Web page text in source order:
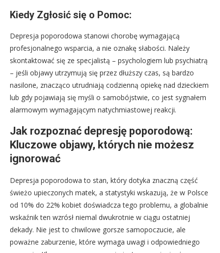
Kiedy Zgłosić się o Pomoc:
Depresja poporodowa stanowi chorobę wymagającą
profesjonalnego wsparcia, a nie oznakę słabości. Należy
skontaktować się ze specjalistą – psychologiem lub psychiatrą
– jeśli objawy utrzymują się przez dłuższy czas, są bardzo
nasilone, znacząco utrudniają codzienną opiekę nad dzieckiem
lub gdy pojawiają się myśli o samobójstwie, co jest sygnałem
alarmowym wymagającym natychmiastowej reakcji.
Jak rozpoznać depresję poporodową:
Kluczowe objawy, których nie możesz
ignorować
Depresja poporodowa to stan, który dotyka znaczną część
świeżo upieczonych matek, a statystyki wskazują, że w Polsce
od 10% do 22% kobiet doświadcza tego problemu, a globalnie
wskaźnik ten wzrósł niemal dwukrotnie w ciągu ostatniej
dekady. Nie jest to chwilowe gorsze samopoczucie, ale
poważne zaburzenie, które wymaga uwagi i odpowiedniego